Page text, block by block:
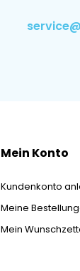
Mein Konto
Kundenkonto
Meine
Mein